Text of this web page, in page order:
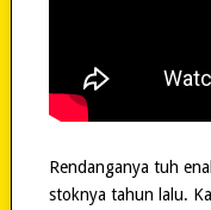
Rendanganya tuh
stoknya tahun lalu.